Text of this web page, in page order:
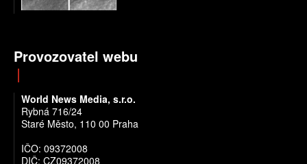
Provozovatel webu
World News Media, s.r.o.
Rybná 716/24
Staré Město, 110 00 Praha
IČO: 09372008
DIČ: CZ09372008